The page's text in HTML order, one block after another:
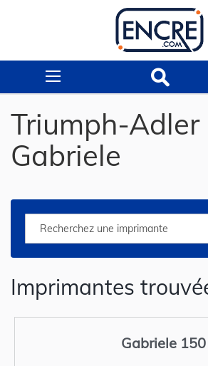
Triumph-Adler
Gabriele
Imprimantes
Gabriele 150